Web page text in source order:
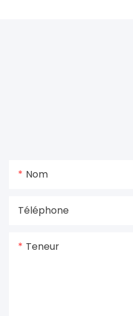
Nom
Téléphone
Teneur